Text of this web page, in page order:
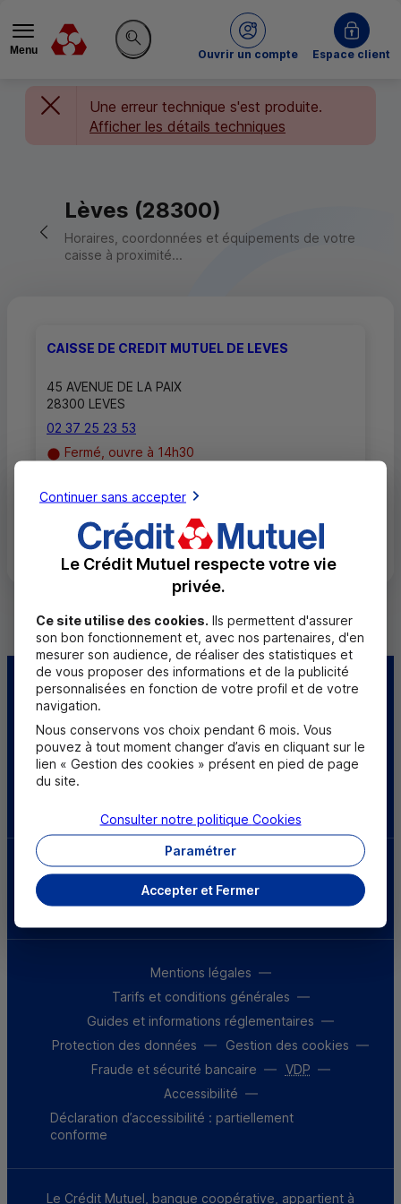
Menu
Rechercher sur le site
Ouvrir un compte
du Crédit MutuelEspace client
Une erreur technique s'est produite.
Afficher les détails techniques
Retour vers la page précédente
Lèves (28300)
Horaires, coordonnées et équipements de votre
caisse à proximité...
CAISSE DE CREDIT MUTUEL DE LEVES
45 AVENUE DE LA PAIX
28300 LEVES
02 37 25 23 53
Fermé, ouvre à 14h30
Toutes les localités
Centre d'aide Trouver une caisse
Sourds et
malentendants
Parrainez un proche et profitez ensemble
d’avantages
Découvrir notre offre
Mentions légales
Tarifs et conditions générales
Guides et informations réglementaires
Protection des données
Gestion des cookies
Fraude et sécurité bancaire
VDP
Accessibilité
Déclaration d’accessibilité : partiellement
conforme
Le Crédit Mutuel, banque coopérative, appartient à
Continuer sans accepter
Le Crédit Mutuel respecte votre vie
privée.
Ce site utilise des cookies. Ils permettent d'assurer
son bon fonctionnement et, avec nos partenaires, d'en
mesurer son audience, de réaliser des statistiques et
de vous proposer des informations et de la publicité
personnalisées en fonction de votre profil et de votre
navigation.
Nous conservons vos choix pendant 6 mois. Vous
pouvez à tout moment changer d’avis en cliquant sur le
lien « Gestion des cookies » présent en pied de page
du site.
Accepter et Fermer
Paramétrer
Consulter notre politique Cookies